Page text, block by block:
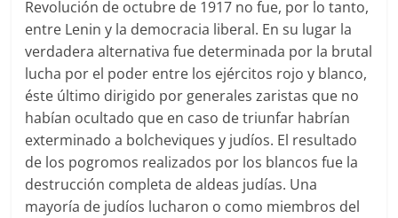
Revolución de octubre de 1917 no fue, por lo tanto,
entre Lenin y la democracia liberal. En su lugar la
verdadera alternativa fue determinada por la brutal
lucha por el poder entre los ejércitos rojo y blanco,
éste último dirigido por generales zaristas que no
habían ocultado que en caso de triunfar habrían
exterminado a bolcheviques y judíos. El resultado
de los pogromos realizados por los blancos fue la
destrucción completa de aldeas judías. Una
mayoría de judíos lucharon o como miembros del